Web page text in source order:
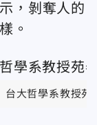
，剝奪人的
。
台大哲學系教授苑